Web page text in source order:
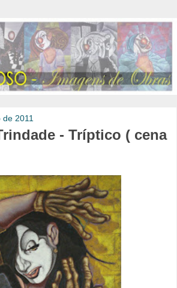
2011
- Tríptico ( cena